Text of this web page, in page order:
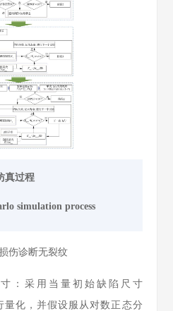
真过程
simulation process
伤诊断无裂纹
：采用当量初始缺陷尺寸
量化，并假设服从对数正态分